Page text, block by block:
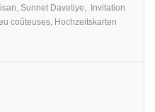
Sunnet Davetiye, Invitation
coûteuses, Hochzeitskarten